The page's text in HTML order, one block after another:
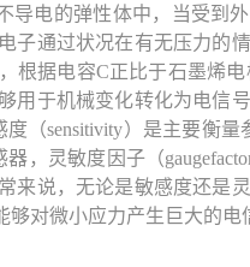
电的弹性体中，当受到
子通过状况在有无压力的
根据电容C正比于石墨烯
用于机械变化转化为电信
（sensitivity）是主要衡
，灵敏度因子（
来说，无论是敏感度还是
对微小应力产生巨大的电